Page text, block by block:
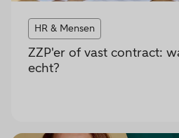
HR & Mensen
ZZP'er of vast contract:
echt?